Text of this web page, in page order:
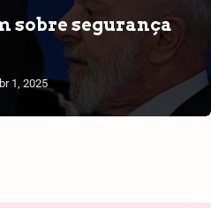
sobre segurança
1, 2025